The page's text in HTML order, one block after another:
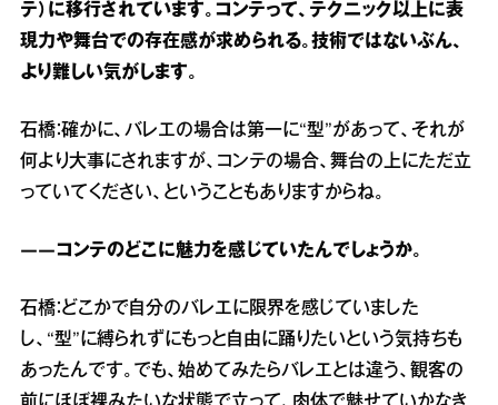
テ）に移行されています。コンテって、テクニック以上に表
現力や舞台での存在感が求められる。技術ではないぶん、
より難しい気がします。
石橋：確かに、バレエの場合は第一に“型”があって、それが
何より大事にされますが、コンテの場合、舞台の上にただ立
っていてください、ということもありますからね。
――コンテのどこに魅力を感じていたんでしょうか。
石橋：どこかで自分のバレエに限界を感じていました
し、“型”に縛られずにもっと自由に踊りたいという気持ちも
あったんです。でも、始めてみたらバレエとは違う、観客の